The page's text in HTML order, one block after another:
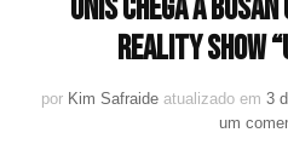
UNIS chega a
Reality Show
por Kim Safraide atualizado em 3
um